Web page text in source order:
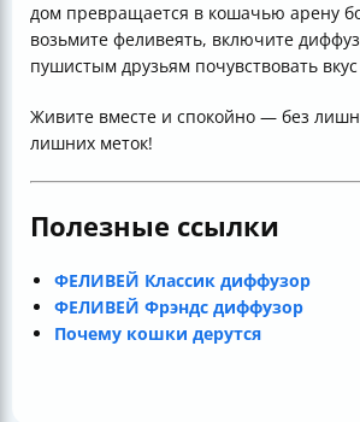
дом превращается в кошачью арену
возьмите феливеять, включите
пушистым друзьям почувствовать
Живите вместе и спокойно — без
лишних меток!
Полезные ссылки
ФЕЛИВЕЙ Классик диффузор
ФЕЛИВЕЙ Фрэндс диффузор
Почему кошки дерутся